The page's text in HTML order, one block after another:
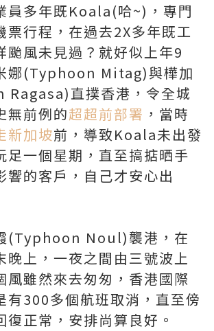
員多年既Koala(哈~)，專門
票行程，在過去2X多年既工
颱風未見過？就好似上年9
娜(Typhoon Mitag)與樺加
直撲香港，令全城
無前例的超超前部署 ，當時
新加坡前，導致Koala未出發
足一個星期，直至搞掂晒手
響的客戶，自己才安心出
(Typhoon Noul)襲港，在
晚上，一夜之間由三號波上
風雖然來去匆匆，香港國際
有300多個航班取消，直至傍
復正常，安排尚算良好。